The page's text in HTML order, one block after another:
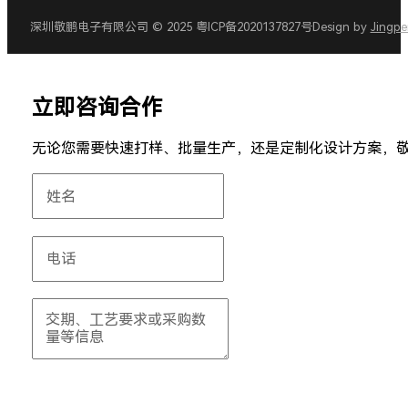
深圳敬鹏电子有限公司 © 2025 粤ICP备2020137827号Design by
立即咨询合作
无论您需要快速打样、批量生产，还是定制化设计方案，